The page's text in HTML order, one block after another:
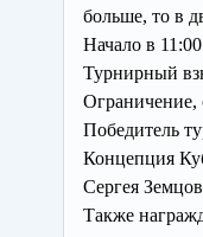
больше, то в
Начало в 11:00
Турнирный
Ограничение,
Победитель
Концепция
Сергея
Также